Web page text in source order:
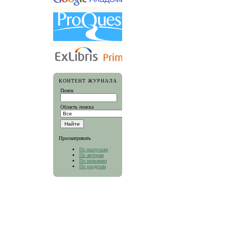
КОНТЕНТ ЖУРНАЛА
Поиск
Область поиска
Просматривать
По выпускам
По авторам
По названию
По разделам